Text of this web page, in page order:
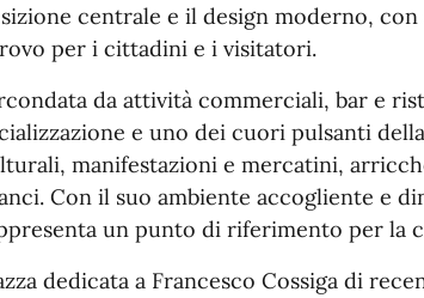
centrale e il design moderno,
per i cittadini e i visitatori.
da attività commerciali, bar e
e uno dei cuori pulsanti
manifestazioni e mercatini,
Con il suo ambiente accogliente e
un punto di riferimento per la
dedicata a Francesco Cossiga di